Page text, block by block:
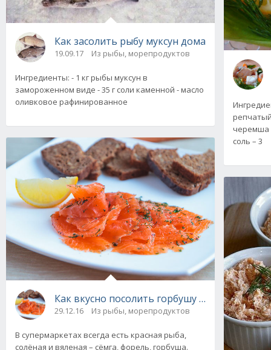
Как засолить рыбу муксун дома
19.09.17 Из рыбы, морепродуктов
Ингредиенты: - 1 кг рыбы муксун в
замороженном виде - 35 г соли каменной - масло
оливковое рафинированное
Как вкусно посолить горбушу в домашних
29.12.16 Из рыбы, морепродуктов
В супермаркетах всегда есть красная рыба,
солёная и вяленая – сёмга, форель, горбуша.
черемша
соль – 3